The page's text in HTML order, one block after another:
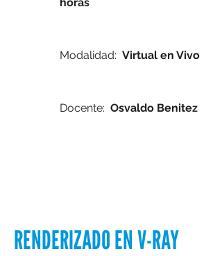
Modalidad: Virtual en Vivo
Docente: Osvaldo Benitez
RENDERIZADO EN V-RAY